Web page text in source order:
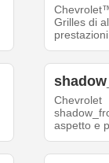
Grilles di
Chevrolet
aspetto e